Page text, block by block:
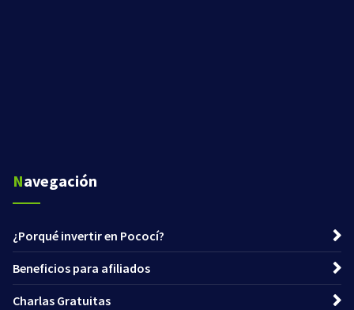
Navegación
¿Porqué invertir en Pococí?
Beneficios para afiliados
Charlas Gratuitas